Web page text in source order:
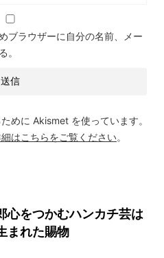
ブラウザーに自分の名前、メー
。
めに Akismet を使っています。
はこちらをご覧ください。
心をつかむハンカチ芸は
まれた賜物